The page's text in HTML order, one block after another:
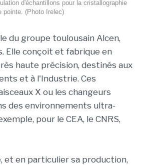
d'échantillons pour la cristallographie
pointe. (Photo Irelec)
du groupe toulousain Alcen,
Elle conçoit et fabrique en
haute précision, destinés aux
et à l'Industrie. Ces
X ou les changeurs
des environnements ultra-
pour le CEA, le CNRS,
et en particulier sa production,